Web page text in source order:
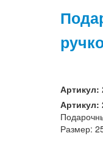
Артикул:
Артикул:
Размер: